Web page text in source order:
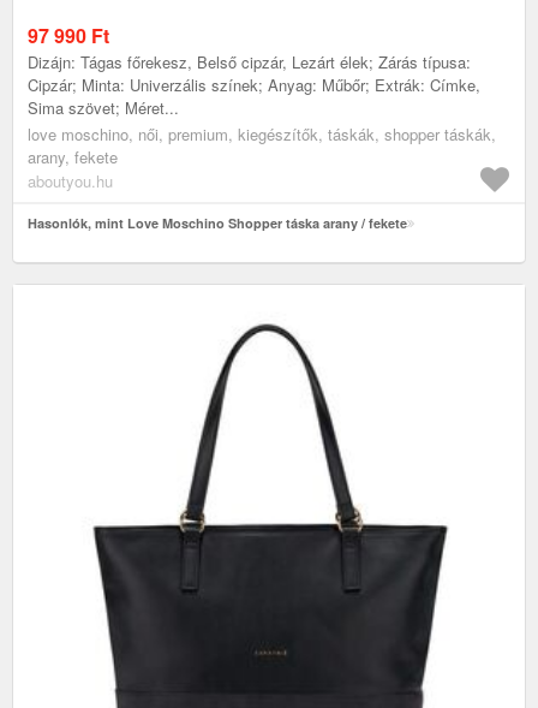
97 990 Ft
Dizájn: Tágas főrekesz, Belső cipzár, Lezárt élek; Zárás típusa:
Cipzár; Minta: Univerzális színek; Anyag: Műbőr; Extrák: Címke,
Sima szövet; Méret...
love moschino, női, premium, kiegészítők, táskák, shopper táskák,
arany, fekete
aboutyou.hu
Hasonlók, mint Love Moschino Shopper táska arany / fekete